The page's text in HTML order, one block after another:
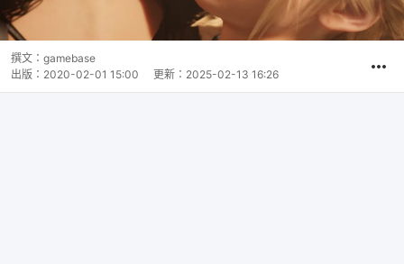
撰文： gamebase
出版： 2020-02-01 15:00 更新： 2025-02-13 16:26